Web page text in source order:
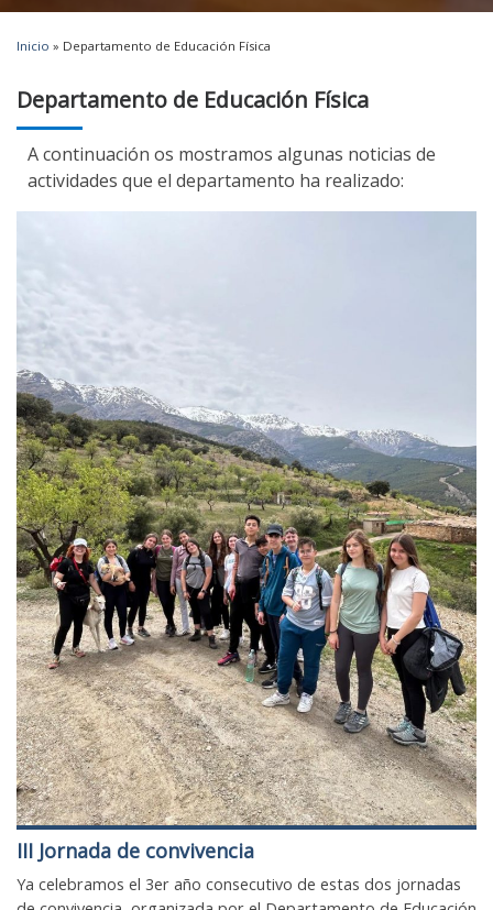
Inicio » Departamento de Educación Física
Departamento de Educación Física
A continuación os mostramos algunas noticias de
actividades que el departamento ha realizado:
III Jornada de convivencia
Ya celebramos el 3er año consecutivo de estas dos jornadas